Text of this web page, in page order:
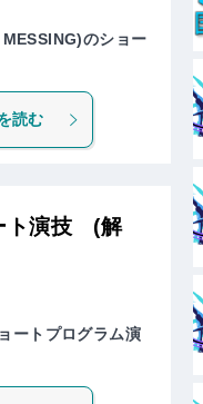
のショー
読む
ト演技 (解
ートプログラム演